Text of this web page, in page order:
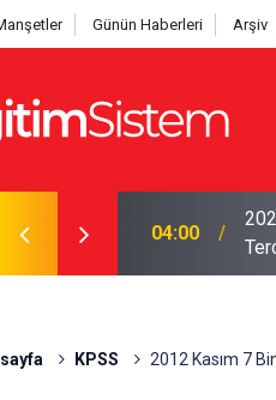
Günün Haberleri Arşiv
Yüzde 95,76
04:00
KPSS 2012 Kasım 7